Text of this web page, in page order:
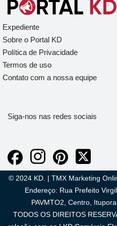
Expediente
Sobre o Portal KD
Política de Privacidade
Termos de uso
Contato com a nossa equipe
Siga-nos nas redes sociais
© 2024 KD. | TMX Marketing
Endereço: Rua Prefeito
PAVMTO2, Centro,
TODOS OS DIREITOS